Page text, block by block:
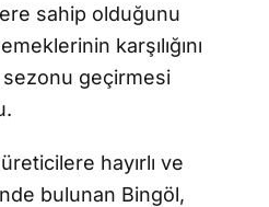
sahip olduğunu
karşılığını
sezonu geçirmesi
hayırlı ve
bulunan Bingöl,